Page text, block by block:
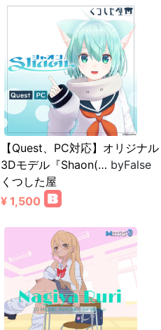
【Quest、PC対応】オリジナル
3Dモデル『Shaon(… byFalse
くつした屋
¥ 1,500